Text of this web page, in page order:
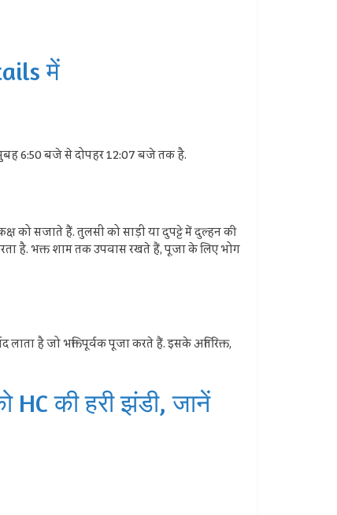
में
6:50 बजे से दोपहर 12:07 बजे तक है.
सजाते हैं. तुलसी को साड़ी या दुपट्टे में दुल्हन की
है. भक्त शाम तक उपवास रखते हैं, पूजा के लिए भोग
है जो भक्तिपूर्वक पूजा करते हैं. इसके अतिरिक्त,
HC की हरी झंडी, जानें